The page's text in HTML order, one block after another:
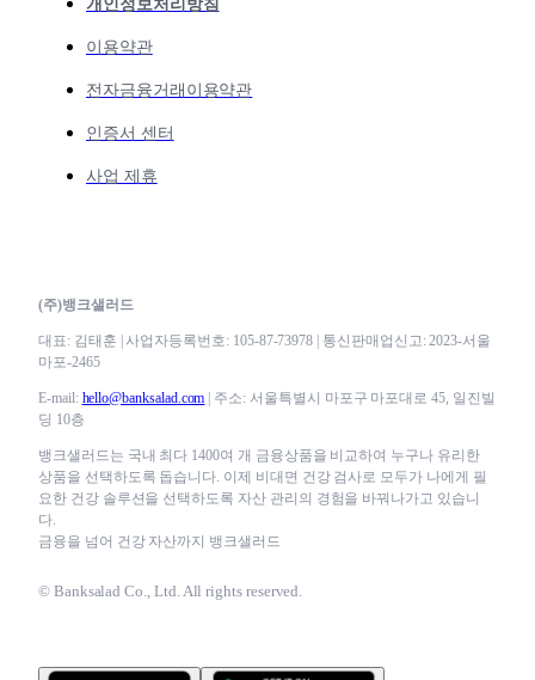
개인정보처리방침
이용약관
전자금융거래이용약관
인증서 센터
사업 제휴
(주)뱅크샐러드
대표: 김태훈 | 사업자등록번호: 105-87-73978 | 통신판매업신고: 2023-서울
마포-2465
E-mail: hello@banksalad.com | 주소: 서울특별시 마포구 마포대로 45, 일진빌
딩 10층
뱅크샐러드는 국내 최다 1400여 개 금융상품을 비교하여 누구나 유리한
상품을 선택하도록 돕습니다. 이제 비대면 건강 검사로 모두가 나에게 필
요한 건강 솔루션을 선택하도록 자산 관리의 경험을 바꿔나가고 있습니
다.
금융을 넘어 건강 자산까지 뱅크샐러드
© Banksalad Co., Ltd. All rights reserved.